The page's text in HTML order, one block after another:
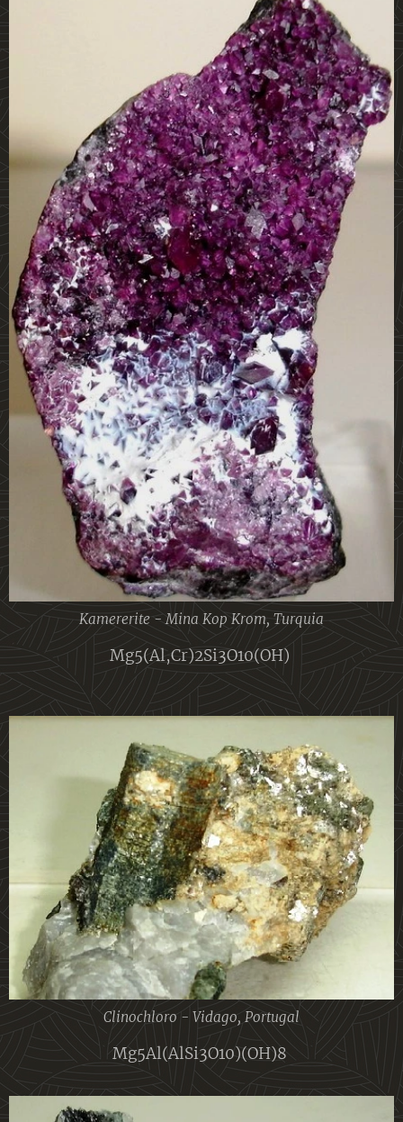
Kamererite - Mina Kop Krom, Turquia
Mg5(Al,Cr)2Si3O10(OH)
Clinochloro - Vidago, Portugal
Mg5Al(AlSi3O10)(OH)8